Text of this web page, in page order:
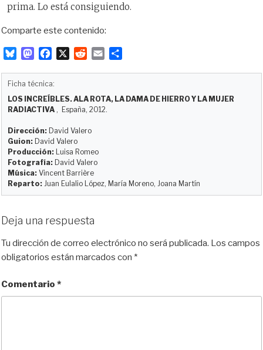
prima. Lo está consiguiendo.
Comparte este contenido:
u
s
y
M
o
o
n
b
o
k
X
i
l
a
Ficha técnica:
LOS INCREÍBLES. ALA ROTA, LA DAMA DE HIERRO Y LA MUJER
RADIACTIVA , España, 2012.
Dirección: David Valero
Guion: David Valero
Producción: Luisa Romeo
Fotografía: David Valero
Música: Vincent Barrière
Reparto: Juan Eulalio López, María Moreno, Joana Martín
Deja una respuesta
Tu dirección de correo electrónico no será publicada. Los campos
obligatorios están marcados con *
Comentario *